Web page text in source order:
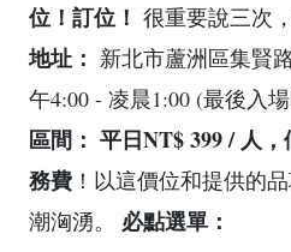
位！訂位！ 很重要說三次
地址： 新北市蘆洲區集賢
午4:00 - 凌晨1:00 (最後入
區間： 平日NT$ 399 / 人
務費 ！以這價位和提供的
潮洶湧。 必點選單：